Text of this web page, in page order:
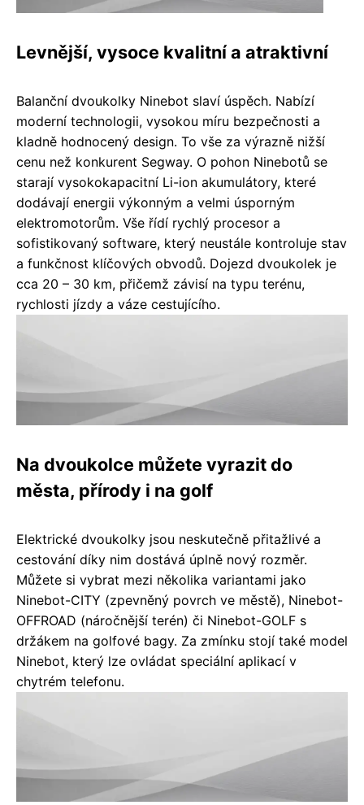
Levnější, vysoce kvalitní a atraktivní
Balanční dvoukolky Ninebot slaví úspěch. Nabízí
moderní technologii, vysokou míru bezpečnosti a
kladně hodnocený design. To vše za výrazně nižší
cenu než konkurent Segway. O pohon Ninebotů se
starají vysokokapacitní Li-ion akumulátory, které
dodávají energii výkonným a velmi úsporným
elektromotorům. Vše řídí rychlý procesor a
sofistikovaný software, který neustále kontroluje stav
a funkčnost klíčových obvodů. Dojezd dvoukolek je
cca 20 – 30 km, přičemž závisí na typu terénu,
rychlosti jízdy a váze cestujícího.
Na dvoukolce můžete vyrazit do
města, přírody i na golf
Elektrické dvoukolky jsou neskutečně přitažlivé a
cestování díky nim dostává úplně nový rozměr.
Můžete si vybrat mezi několika variantami jako
Ninebot-CITY (zpevněný povrch ve městě), Ninebot-
OFFROAD (náročnější terén) či Ninebot-GOLF s
držákem na golfové bagy. Za zmínku stojí také model
Ninebot, který lze ovládat speciální aplikací v
chytrém telefonu.